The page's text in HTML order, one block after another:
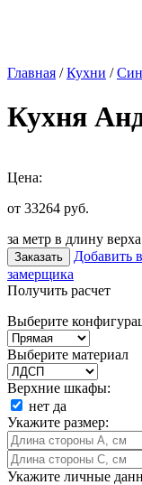
Главная /Кухни /
Кухня
Цена:
от 33264 руб.
за метр в длину
Заказать Добавить
замерщика
Получить расчет
Выберите
Выберите материал
Верхние шкафы:
нет да
Укажите размер:
Укажите личные